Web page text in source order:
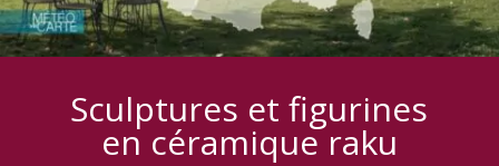
Sculptures et figurines
en céramique raku